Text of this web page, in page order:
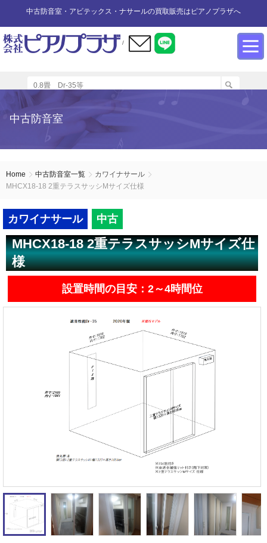
中古防音室・アビテックス・ナサールの買取販売はピアノプラザへ
/
カワイ防音ルーム
ユニットタイプ
防音室中古
展示品リスト
アビテックス3畳～
カワイナサール
その他防音室
かんたん在庫検索
防音室買取
防音室WEB買取
防音室設置のアドバイス
防音室内へのピアノの設置
エアコンの設置方法
遮音性能の違いを体験
インフォメーション
商品の購入について
店舗までの案内地図
お問い合わせ
中古防音室
Home 中古防音室一覧
カワイナサール
MHCX18-18 2重テラスサッシMサイズ仕様
カワイナサール 中古
MHCX18-18 2重テラスサッシMサイズ仕
様
設置時間の目安：2～4時間位